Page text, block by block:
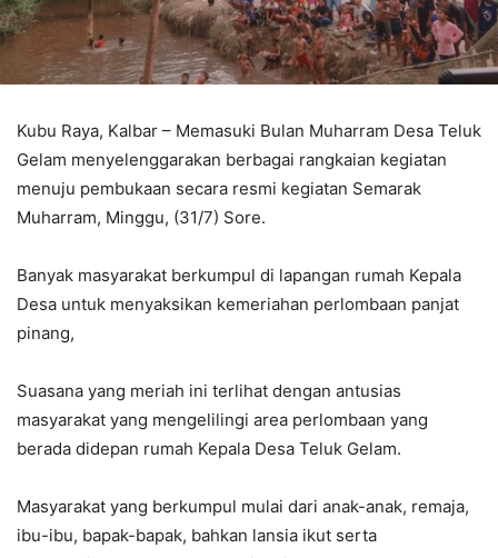
Kubu Raya, Kalbar – Memasuki Bulan Muharram Desa Teluk
Gelam menyelenggarakan berbagai rangkaian kegiatan
menuju pembukaan secara resmi kegiatan Semarak
Muharram, Minggu, (31/7) Sore.
Banyak masyarakat berkumpul di lapangan rumah Kepala
Desa untuk menyaksikan kemeriahan perlombaan panjat
pinang,
Suasana yang meriah ini terlihat dengan antusias
masyarakat yang mengelilingi area perlombaan yang
berada didepan rumah Kepala Desa Teluk Gelam.
Masyarakat yang berkumpul mulai dari anak-anak, remaja,
ibu-ibu, bapak-bapak, bahkan lansia ikut serta